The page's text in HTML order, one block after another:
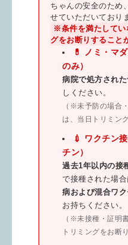
ちゃんの安全のため
せていただいており
※条件を満たしてい
グをお断りすること
💊 ノミ・マ
のみ）
病院で処方され
しください。
（※未予防の場合
は、当日トリミン
💉 ワクチン
チン）
過去1年以内の接
で接種された場合
病および混合ワ
お持ちください。
（※未接種・証明
トリミングをお断